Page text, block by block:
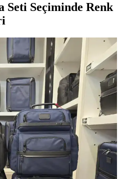
Seti Seçiminde Renk